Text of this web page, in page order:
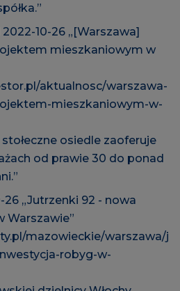
2022-10-26 „[Warszawa]
mieszkaniowym w
aktualnosc/warszawa-
mieszkaniowym-w-
osiedle zaoferuje
od prawie 30 do ponad
26 „Jutrzenki 92 - nowa
Warszawie”
mazowieckie/warszawa/j
robyg-w-